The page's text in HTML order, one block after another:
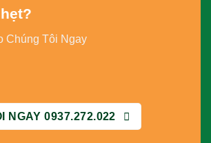
?
Chúng Tôi Ngay
NGAY 0937.272.022